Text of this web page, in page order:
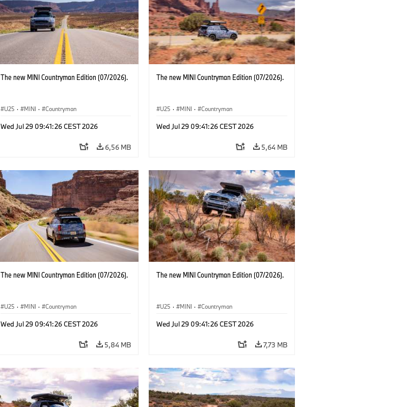
The new MINI Countryman Edition (07/2026).
U25 · MINI · Countryman
Wed Jul 29 09:41:26 CEST 2026
6,56 MB
The new MINI Countryman Edition (07/2026).
U25 · MINI · Countryman
Wed Jul 29 09:41:26 CEST 2026
5,64 MB
The new MINI Countryman Edition (07/2026).
U25 · MINI · Countryman
Wed Jul 29 09:41:26 CEST 2026
5,84 MB
The new MINI Countryman Edition (07/2026).
U25 · MINI · Countryman
Wed Jul 29 09:41:26 CEST 2026
7,73 MB